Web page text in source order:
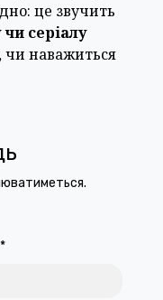
це звучить
серіалу
наважиться
*